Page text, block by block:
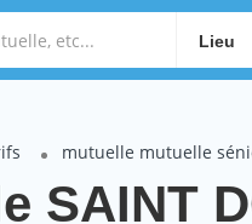
Lieu
mutuelle mutuelle
SAINT